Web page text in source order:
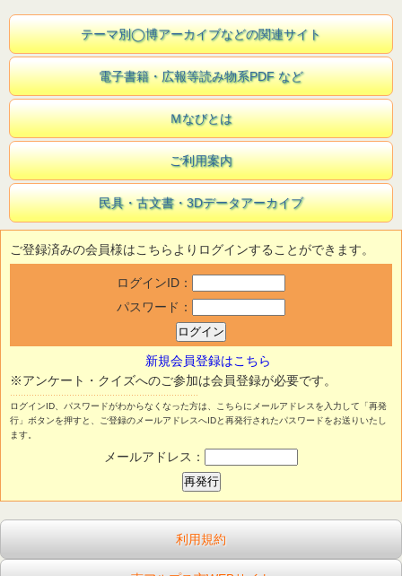
テーマ別◯博アーカイブなどの関連サイト
電子書籍・広報等読み物系PDF など
Ｍなびとは
ご利用案内
民具・古文書・3Dデータアーカイブ
ご登録済みの会員様はこちらよりログインすることができます。
ログインID：
パスワード：
新規会員登録はこちら
※アンケート・クイズへのご参加は会員登録が必要です。
ログインID、パスワードがわからなくなった方は、こちらにメールアドレスを入力して「再発
行」ボタンを押すと、ご登録のメールアドレスへIDと再発行されたパスワードをお送りいたし
ます。
メールアドレス：
利用規約